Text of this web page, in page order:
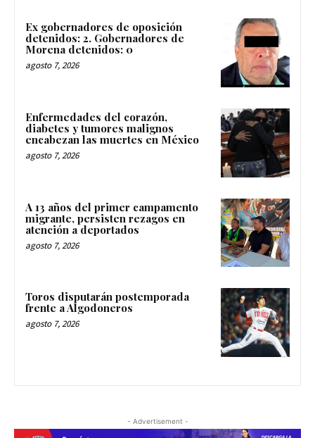
Ex gobernadores de oposición
detenidos: 2. Gobernadores de
Morena detenidos: 0
agosto 7, 2026
Enfermedades del corazón,
diabetes y tumores malignos
encabezan las muertes en México
agosto 7, 2026
A 13 años del primer campamento
migrante, persisten rezagos en
atención a deportados
agosto 7, 2026
Toros disputarán postemporada
frente a Algodoneros
agosto 7, 2026
- Advertisement -